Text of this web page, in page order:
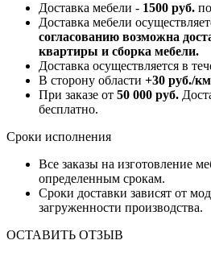
Доставка мебели - 1500 руб.
Доставка мебели
согласованию возможна
квартиры и сборка мебели.
Доставка осуществляется в
В сторону области +30 руб./
При заказе от 50 000 руб.
бесплатно.
Сроки исполнения
Все заказы на изготовление
определенным срокам.
Сроки доставки зависят от
загруженности производства.
ОСТАВИТЬ ОТЗЫВ